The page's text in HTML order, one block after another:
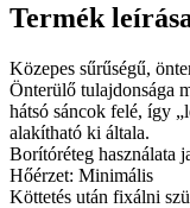
Termék
Közepes sűrűségű,
Önterülő tulajdonsága
hátsó sáncok felé, így
alakítható ki általa.
Borítóréteg használata
Hőérzet: Minimális
Köttetés után fixálni